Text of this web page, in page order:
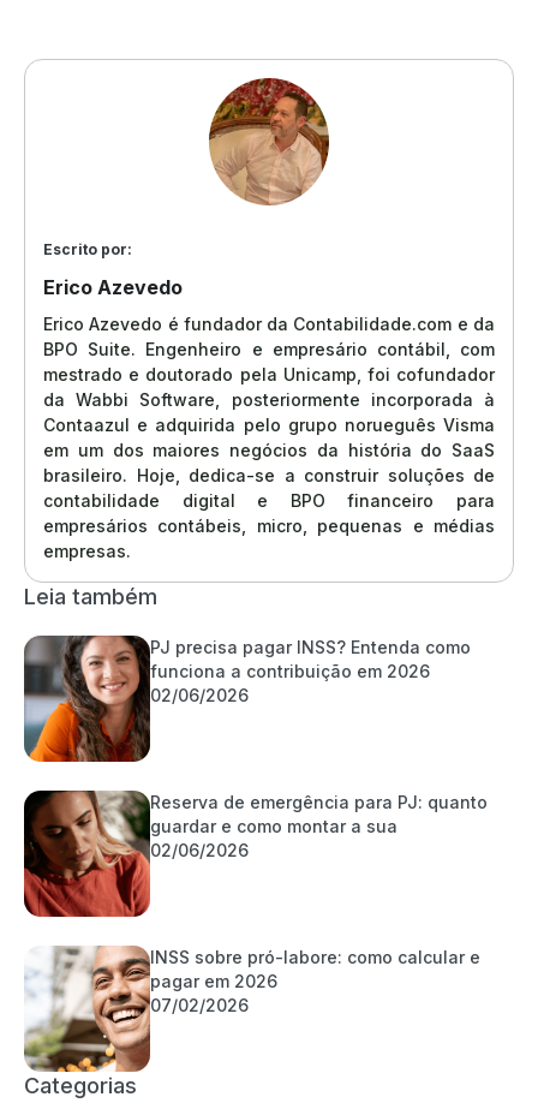
Escrito por:
Erico Azevedo
Erico Azevedo é fundador da Contabilidade.com e da
BPO Suite. Engenheiro e empresário contábil, com
mestrado e doutorado pela Unicamp, foi cofundador
da Wabbi Software, posteriormente incorporada à
Contaazul e adquirida pelo grupo norueguês Visma
em um dos maiores negócios da história do SaaS
brasileiro. Hoje, dedica-se a construir soluções de
contabilidade digital e BPO financeiro para
empresários contábeis, micro, pequenas e médias
empresas.
Leia também
PJ precisa pagar INSS? Entenda como
funciona a contribuição em 2026
02/06/2026
Reserva de emergência para PJ: quanto
guardar e como montar a sua
02/06/2026
INSS sobre pró-labore: como calcular e
pagar em 2026
07/02/2026
Categorias